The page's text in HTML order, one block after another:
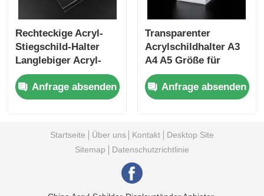
Rechteckige Acryl-
Stiegschild-Halter
Langlebiger Acryl-
Plakat-Halter OEM
Anfrage absenden
Transparenter
Acrylschildhalter A3
A4 A5 Größe für
Werbezwecke
Anfrage absenden
Startseite Über uns Kontakt
Desktop Site
Sitemap
Datenschutzrichtlinie